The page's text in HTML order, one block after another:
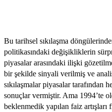
Bu tarihsel sıkılaşma
politikasındaki değişikliklerin
piyasalar arasındaki ilişki
bir şekilde sinyali verilmiş ve
sıkılaşmalar piyasalar
sonuçlar vermiştir. Ama 1994’te
beklenmedik yapılan faiz